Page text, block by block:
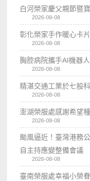
白河榮家慶父親節暨
2026-08-08
彰化榮家手作暖心卡
2026-08-08
胸腔病院攜手AI機器
2026-08-08
精湛交通工業於七股
2026-08-08
澎湖榮服處感謝希望
2026-08-08
颱風逼近！臺灣港務
自主持應變整備會議
2026-08-08
臺南榮服處幸福小榮